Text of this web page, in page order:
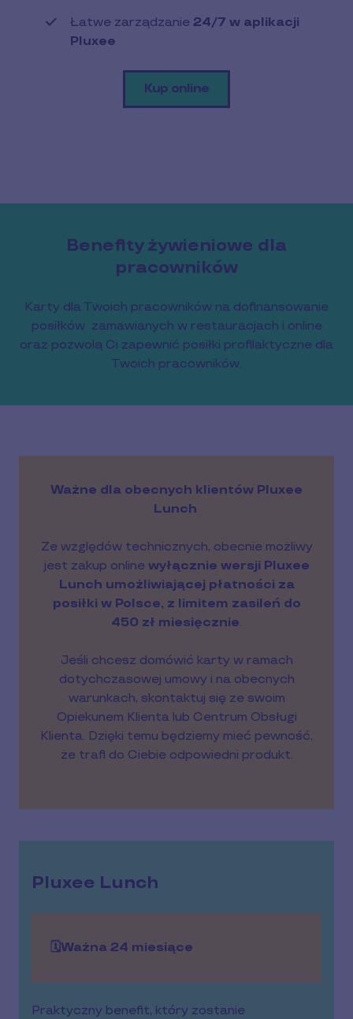
Łatwe zarządzanie 24/7 w aplikacji
Pluxee
Kup online
Benefity żywieniowe dla
pracowników
Karty dla Twoich pracowników na dofinansowanie
posiłków zamawianych w restauracjach i online
oraz pozwolą Ci zapewnić posiłki profilaktyczne dla
Twoich pracowników.
Ważne dla obecnych klientów Pluxee
Lunch
Ze względów technicznych, obecnie możliwy
jest zakup online wyłącznie wersji Pluxee
Lunch umożliwiającej płatności za
posiłki w Polsce, z limitem zasileń do
450 zł miesięcznie.
Jeśli chcesz domówić karty w ramach
dotychczasowej umowy i na obecnych
warunkach, skontaktuj się ze swoim
Opiekunem Klienta lub Centrum Obsługi
Klienta. Dzięki temu będziemy mieć pewność,
że trafi do Ciebie odpowiedni produkt.
Pluxee Lunch
🗓️Ważna 24 miesiące
Praktyczny benefit, który zostanie